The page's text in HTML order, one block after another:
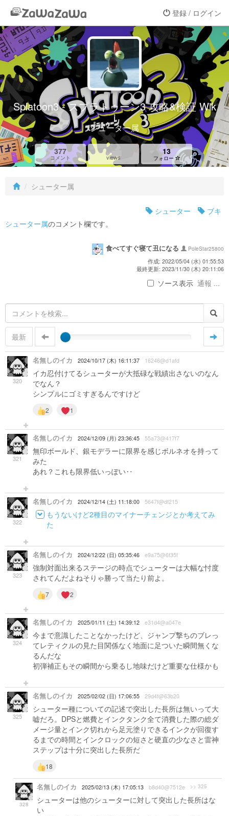
登録 / ログイン
Splatoon3 - スプラトゥーン3 攻略&検証 Wik
i
シューター属
377
コメント views
13
フォロー
シューター属
シューター
ブキ
シューター属のコメント欄です。
食べてすぐ寝て丑になる
PoleStar25800
作成: 2022/05/04 (水) 01:55:53
最終更新: 2023/11/30 (木) 20:11:06
ソース表示 通報 ...
最新
320
名無しのイカ 2024/10/17 (木) 16:11:37 16246@d1afd
イカ忍付けてるシューターが大抵碌な戦績出さないのなん
でなん？
シンプルにゴミすぎるんですけど
2 1
321
名無しのイカ 2024/12/09 (月) 23:36:45 55a73@417f7
無印ボールド、銀モデラーに限界を感じボルネオを持って
みた
あれ？これも限界低いっぽい‥
322
名無しのイカ 2024/12/14 (土) 11:18:00 5647f@df215
もうないけど2種目のマイナーチェンジとか考えてみ
た
323
名無しのイカ 2024/12/22 (日) 05:35:46 e9a75@6f35f
強制対面出来るステージの時点でシューターは大幅な忖度
されてんだよねそりゃ勝って当たり前よ。
7 2
324
名無しのイカ 2025/01/11 (土) 14:39:12 e31d4@a047e
今まで意識したことなかったけど、ジャンプ撃ちのブレっ
てレティクルの見た目関係なく地面に足ついた瞬間無くな
るんだな
初弾補正もその瞬間から乗るし地味だけど重要な仕様かも
325
名無しのイカ 2025/02/02 (日) 17:06:55 29d4f@63b20
シューター種についての記述で突出した長所は無いって大
嘘だろ。DPSと燃費とインクタンク全て消費した際の総ダ
メージ量とインク切れから足元塗りできるインクが回復す
るまでの時間とインクロックの短さと硬直の少なさと雷神
ステップは十分に突出した長所だ
18
328
名無しのイカ 2025/02/13 (木) 17:05:13 b8d40@7512e >> 325
シューターは他のシューターに対して突出した長所はな
い